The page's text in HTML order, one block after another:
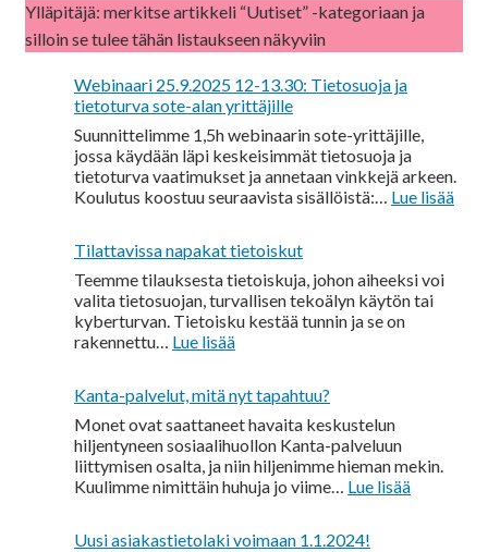
Ylläpitäjä: merkitse artikkeli “Uutiset” -kategoriaan ja
silloin se tulee tähän listaukseen näkyviin
Webinaari 25.9.2025 12-13.30: Tietosuoja ja
tietoturva sote-alan yrittäjille
Suunnittelimme 1,5h webinaarin sote-yrittäjille,
jossa käydään läpi keskeisimmät tietosuoja ja
tietoturva vaatimukset ja annetaan vinkkejä arkeen.
Koulutus koostuu seuraavista sisällöistä:… Lue lisää:
Tilattavissa napakat tietoiskut
Teemme tilauksesta tietoiskuja, johon aiheeksi voi
valita tietosuojan, turvallisen tekoälyn käytön tai
kyberturvan. Tietoisku kestää tunnin ja se on
rakennettu… Lue lisää:
tietoiskut
Kanta-palvelut, mitä nyt tapahtuu?
Monet ovat saattaneet havaita keskustelun
hiljentyneen sosiaalihuollon Kanta-palveluun
liittymisen osalta, ja niin hiljenimme hieman mekin.
Kuulimme nimittäin huhuja jo viime… Lue lisää:
Uusi asiakastietolaki voimaan 1.1.2024!